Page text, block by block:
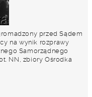
przed Sądem
na wynik rozprawy
Samorządnego
NN, zbiory Ośrodka